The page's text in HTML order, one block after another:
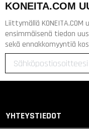
KONEITA.COM
Liittymällä
ensimmäisenä tiedon
sekä ennakkomyyntiä
YHTEYSTIEDOT